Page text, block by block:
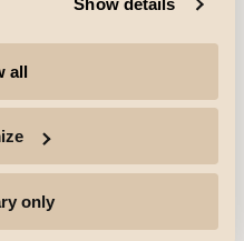
Show details
all
only